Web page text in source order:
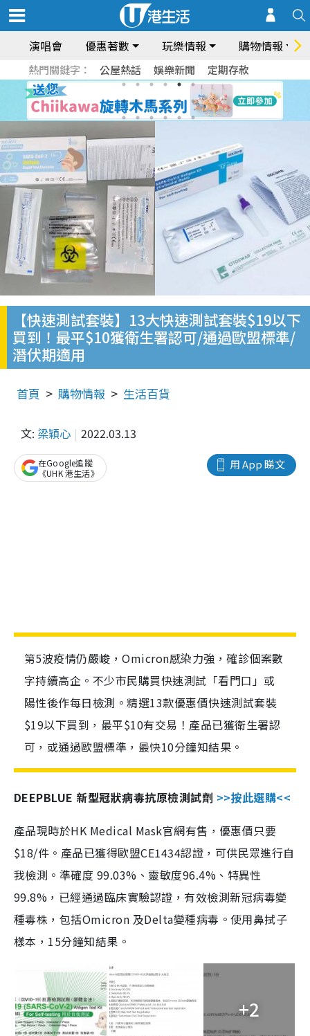
演唱會 優惠著數 玩樂情報 購物情報
熱門關鍵字： 公屋熱話 娛樂新聞 定期存款
【快速測試套裝】13大快速測試套裝$19以下
買到！最平$10獲衛生署認可/通過歐盟標準/
潛伏期適用
首頁 購物情報 生活百貨
文: 梁穎心 2022.03.13
用 App 睇文
在Google追蹤
《UHK 港生活》
第5波疫情仍嚴峻，Omicron感染力強，確診個案數
字持續高企。不少市民購買快速測試「看門口」或
陽性後作每日檢測。精選13款優惠價快速測試套裝
$19以下買到，最平$10有交易！產品已獲衛生署認
可，或通過歐盟標準，最快10分鐘知結果。
DEEPBLUE 新型冠狀病毒抗原檢測試劑 >>按此選購<<
產品現時於HK Medical Mask官網有售，優惠價只要
$18/件。產品已獲得歐盟CE1434認證，可供民眾進行自
我檢測。準確度 99.03%、靈敏度96.4%、特異性
99.8%，已經通過臨床實驗認證，有效檢測新冠病毒變
種毒株，包括Omicron 及Delta變種病毒。使用鼻拭子
樣本，15分鐘知結果。
+2